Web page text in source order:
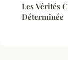
Les Vérités
Déterminée